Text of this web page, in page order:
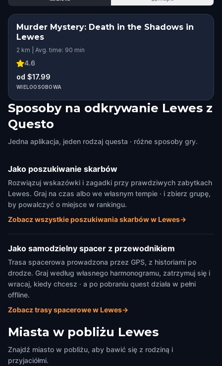
Murder Mystery: Death in the Shadows in
Lewes
2 km | Avg. time: 90 min
4.6
od $17.99
WIELOOSOBOWA
Sposoby na odkrywanie Lewes z
Questo
Jedna aplikacja, jeden rodzaj questa · różne sposoby gry.
Jako poszukiwanie skarbów
Rozwiązuj wskazówki i zagadki przy prawdziwych zabytkach
Lewes. Graj na czas albo we własnym tempie · i zbierz grupę,
by powalczyć o miejsce w rankingu.
Zobacz wszystkie poszukiwania skarbów w Lewes→
Jako samodzielny spacer z przewodnikiem
Trasa spacerowa prowadzona przez GPS, z historiami po
drodze. Graj według własnego harmonogramu, zatrzymuj się i
wracaj, kiedy chcesz · a po pobraniu quest działa w pełni
offline.
Zobacz trasy spacerowe w Lewes→
Miasta w pobliżu Lewes
Znajdź miasto w pobliżu, aby bawić się z rodziną i
przyjaciółmi.